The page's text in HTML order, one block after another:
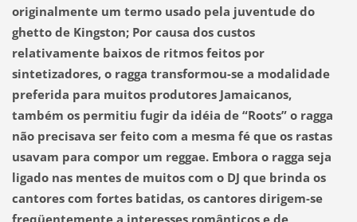
originalmente um termo usado pela juventude do
ghetto de Kingston; Por causa dos custos
relativamente baixos de ritmos feitos por
sintetizadores, o ragga transformou-se a modalidade
preferida para muitos produtores Jamaicanos,
também os permitiu fugir da idéia de “Roots” o ragga
não precisava ser feito com a mesma fé que os rastas
usavam para compor um reggae. Embora o ragga seja
ligado nas mentes de muitos com o DJ que brinda os
cantores com fortes batidas, os cantores dirigem-se